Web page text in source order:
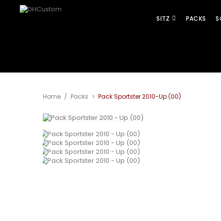
SITZ PACKS
Home / Packs > Pack Sportster 2010-Up (00)